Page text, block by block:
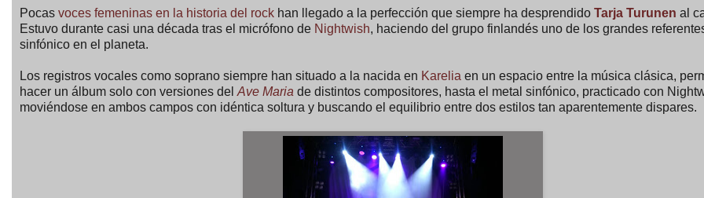
Pocas voces femeninas en la historia del rock han llegado a la perfección que siempre ha desprendido Tarja Turunen al
Estuvo durante casi una década tras el micrófono de Nightwish, haciendo del grupo finlandés uno de los grandes
sinfónico en el planeta.
Los registros vocales como soprano siempre han situado a la nacida en Karelia en un espacio entre la música clásica,
hacer un álbum solo con versiones del Ave Maria de distintos compositores, hasta el metal sinfónico, practicado con
moviéndose en ambos campos con idéntica soltura y buscando el equilibrio entre dos estilos tan aparentemente dispares.